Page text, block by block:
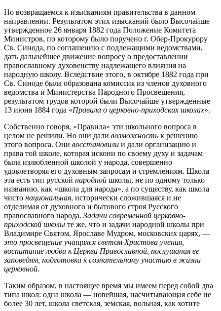
Но возвращаемся к изысканиям правительства в данном
направлении. Результатом этих изысканий было Высочайше
утвержденное 26 января 1882 года Положение Комитета
Министров, по которому было поручено г. Обер-Прокурору
Св. Синода, по соглашению с подлежащими ведомствами,
дать дальнейшее движение вопросу о предоставлении
православному духовенству надлежащего влияния на
народную школу. Вследствие этого, в октябре 1882 года при
Св. Синоде была образована комиссия из членов духовного
ведомства и Министерства Народного Просвещения,
результатом трудов которой были Высочайше утвержденные
13 июня 1884 года «Правила о церковно-приходских школах».
Собственно говоря, «Правила» эти школьного вопроса в
целом не решили. Но они дали возможность к решению
этого вопроса. Они восстановили и дали организацию и
права той школе, которая искони по своему духу и задачам
была излюбленной школой у народа, совершенно
удовлетворяя его духовным запросам и стремлениям. Школа
эта есть тип русской народной школы, не по одному только
названию, как «школа для народа», а по существу, как школа
чисто национальная, исторически сложившаяся и не
отделимая от духовного и бытового строя Русского
православного народа. Задачи современной церковно-
приходской школы те же, что и задачи народной школы при
Владимире Святом, Ярославе Мудром, московских царях, —
это просвещение учащихся светом Христова учения,
воспитание любви к Церкви Православной, послушания ее
заповедям, подготовка к сознательному участию в жизни
церковной.
Таким образом, в настоящее время мы имеем перед собой два
типа школ: одна школа — новейшая, насчитывающая себе не
более 30 лет, школа светская, земская, вольная, как хотите